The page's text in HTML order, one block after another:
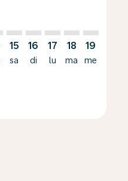
15
sa
16
di
17
lu
18
ma
19
me